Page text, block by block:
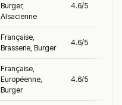
Burger,
Alsacienne
4.6/5
Française,
Brasserie, Burger
4.6/5
Française,
Européenne,
Burger
4.6/5